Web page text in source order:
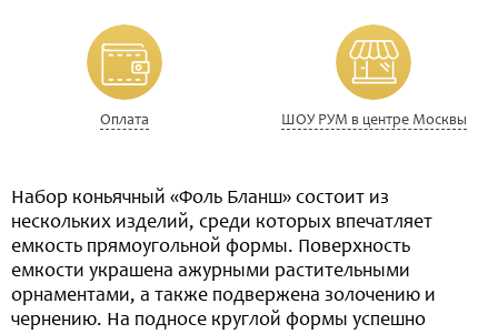
Оплата ШОУ РУМ в центре Москвы
Набор коньячный «Фоль Бланш» состоит из
нескольких изделий, среди которых впечатляет
емкость прямоугольной формы. Поверхность
емкости украшена ажурными растительными
орнаментами, а также подвержена золочению и
чернению. На подносе круглой формы успешно